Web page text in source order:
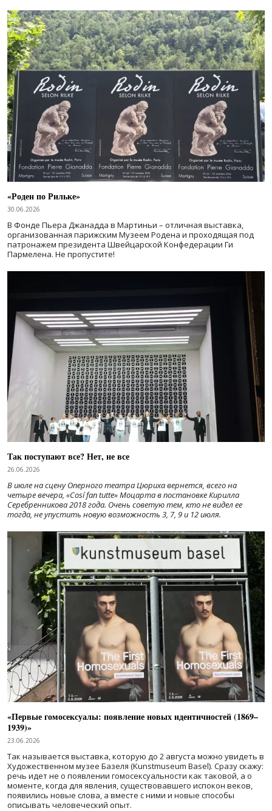
«Роден по Рильке»
30.06.2026
В Фонде Пьера Джанадда в Мартиньи – отличная выставка,
организованная парижским Музеем Родена и проходящая под
патронажем президента Швейцарской Конфедерации Ги
Пармелена. Не пропустите!
Так поступают все? Нет, не все
26.06.2026
В июле на сцену Оперного театра Цюриха вернется, всего на
четыре вечера, «Cosí fan tutte» Моцарта в постановке Кирилла
Серебренникова 2018 года. Очень советую тем, кто не видел ее
тогда, не упустить новую возможность 3, 7, 9 и 12 июля.
«Первые гомосексуалы: появление новых идентичностей (1869–
1939)»
23.06.2026
Так называется выставка, которую до 2 августа можно увидеть в
Художественном музее Базеля (Kunstmuseum Basel). Сразу скажу:
речь идет не о появлении гомосексуальности как таковой, а о
моменте, когда для явления, существовавшего испокон веков,
появились новые слова, а вместе с ними и новые способы
описывать человеческий опыт.